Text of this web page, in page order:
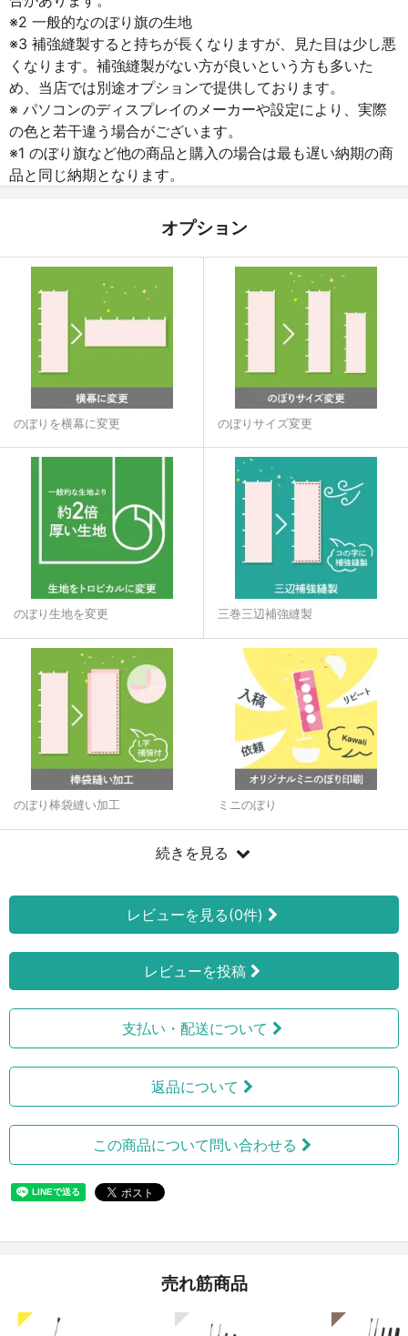
※2 一般的なのぼり旗の生地
※3 補強縫製すると持ちが長くなりますが、見た目は少し悪
くなります。補強縫製がない方が良いという方も多いた
め、当店では別途オプションで提供しております。
※ パソコンのディスプレイのメーカーや設定により、実際
の色と若干違う場合がございます。
※1 のぼり旗など他の商品と購入の場合は最も遅い納期の商
品と同じ納期となります。
オプション
のぼりを横幕に変更 のぼりサイズ変更
のぼり生地を変更 三巻三辺補強縫製
のぼり棒袋縫い加工 ミニのぼり
続きを見る
レビューを見る(0件)
レビューを投稿
支払い・配送について
返品について
この商品について問い合わせる
売れ筋商品